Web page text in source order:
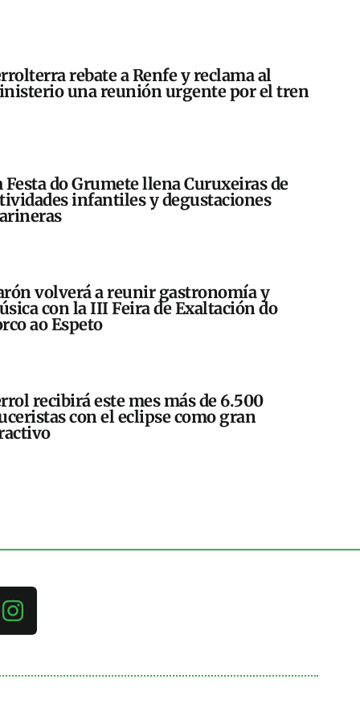
rebate a Renfe y reclama al
una reunión urgente por el tren
Festa do Grumete llena Curuxeiras de
infantiles y degustaciones
volverá a reunir gastronomía y
con la III Feira de Exaltación do
ao Espeto
recibirá este mes más de 6.500
con el eclipse como gran